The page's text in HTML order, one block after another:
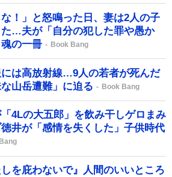
な！」と怒鳴った日、妻は2人の子
…夫が「自分の犯した罪や愚か
の一冊
Book Bang
は高放射線…9人の若者が死んだ
な山岳遭難」に迫る
Book Bang
4Lの大五郎」を飲み干しゲロまみ
井が「感情を失くした」子供時代
を庇わないで』人間のいいところ